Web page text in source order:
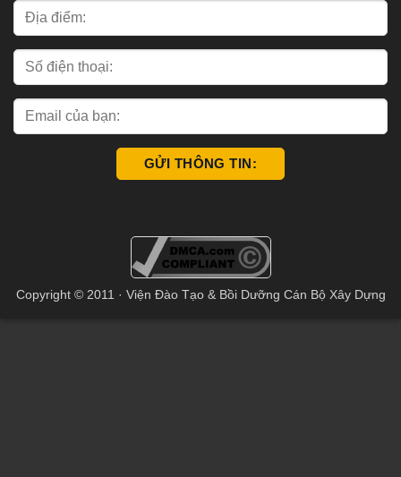
Copyright © 2011 · Viện Đào Tạo & Bồi Dưỡng Cán Bộ Xây Dựng